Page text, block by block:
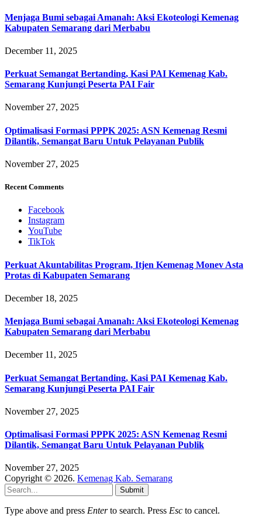
Menjaga Bumi sebagai Amanah: Aksi Ekoteologi Kemenag
Kabupaten Semarang dari Merbabu
December 11, 2025
Perkuat Semangat Bertanding, Kasi PAI Kemenag Kab.
Semarang Kunjungi Peserta PAI Fair
November 27, 2025
Optimalisasi Formasi PPPK 2025: ASN Kemenag Resmi
Dilantik, Semangat Baru Untuk Pelayanan Publik
November 27, 2025
Recent Comments
Facebook
Instagram
YouTube
TikTok
Perkuat Akuntabilitas Program, Itjen Kemenag Monev Asta
Protas di Kabupaten Semarang
December 18, 2025
Menjaga Bumi sebagai Amanah: Aksi Ekoteologi Kemenag
Kabupaten Semarang dari Merbabu
December 11, 2025
Perkuat Semangat Bertanding, Kasi PAI Kemenag Kab.
Semarang Kunjungi Peserta PAI Fair
November 27, 2025
Optimalisasi Formasi PPPK 2025: ASN Kemenag Resmi
Dilantik, Semangat Baru Untuk Pelayanan Publik
November 27, 2025
Copyright © 2026. Kemenag Kab. Semarang
Submit
Type above and press Enterto search. Press Esc to cancel.